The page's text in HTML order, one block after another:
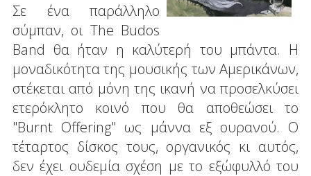
Σε ένα παράλληλο
σύμπαν, οι The Budos
Band θα ήταν η καλύτερή του μπάντα. Η
μοναδικότητα της μουσικής των Αμερικάνων,
στέκεται από μόνη της ικανή να προσελκύσει
ετερόκλητο κοινό που θα αποθεώσει το
"Burnt Offering" ως μάννα εξ ουρανού. Ο
τέταρτος δίσκος τους, οργανικός κι αυτός,
δεν έχει ουδεμία σχέση με το εξώφυλλό του